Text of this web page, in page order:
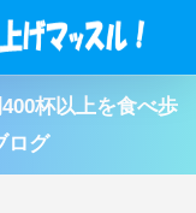
杯以上を食べ歩
ログ